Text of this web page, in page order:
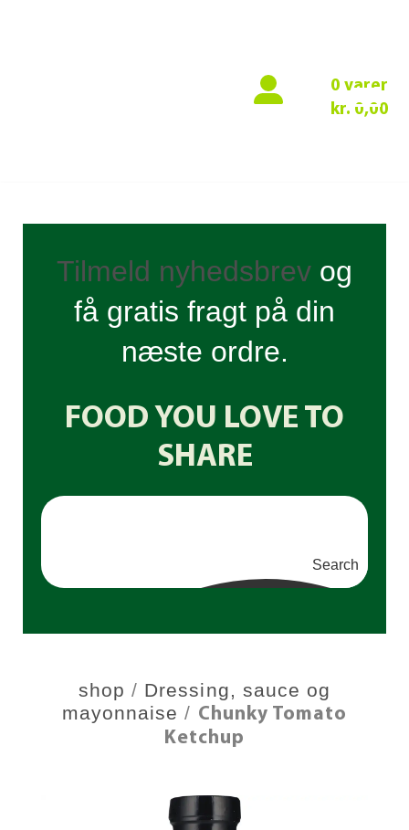
0 varer
kr. 0,00
Tilmeld nyhedsbrev og
få gratis fragt på din
næste ordre.
FOOD YOU LOVE TO
SHARE
Search
shop / Dressing, sauce og
mayonnaise / Chunky Tomato
Ketchup